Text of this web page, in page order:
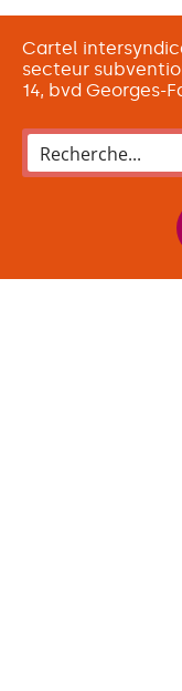
Cartel
secteur
14, bvd Georges-